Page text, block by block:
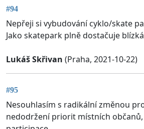
#94
Nepřeji si vybudování cyklo/skate
Jako skatepark plně dostačuje
Lukáš Skřivan (Praha, 2021-10-22)
#95
Nesouhlasím s radikální změnou
nedodržení priorit místních občanů,